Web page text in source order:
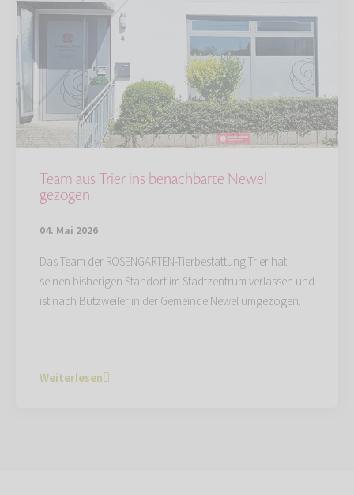
Team aus Trier ins benachbarte Newel
gezogen
04. Mai 2026
Das Team der ROSENGARTEN-Tierbestattung Trier hat
seinen bisherigen Standort im Stadtzentrum verlassen und
ist nach Butzweiler in der Gemeinde Newel umgezogen.
Weiterlesen